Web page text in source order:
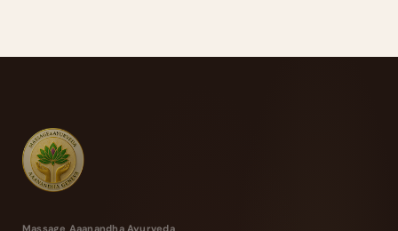
Massage Aaanandha Ayurveda